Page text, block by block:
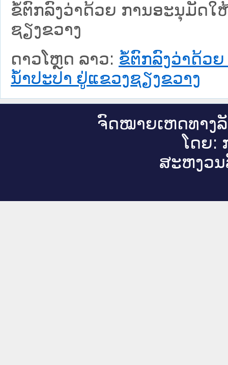
ຂໍ້ຕົກລົງວ່າດ້ວຍ ການອະນຸມັດ
ຊຽງຂວາງ
ດາວໂຫຼດ ລາວ: ຂໍ້ຕົກລົງວ່າດ້ວ
ນ້ຳປະປາ ຢູ່ແຂວງຊຽງຂວາງ
ຈົດ​ໝາຍ​ເຫດ​ທາງ​
ໂດຍ:
ສະ​ຫງວນ​